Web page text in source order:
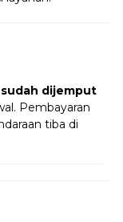
dijemput
Pembayaran
tiba di